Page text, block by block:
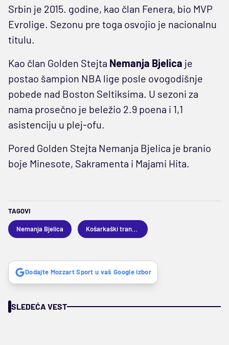
Srbin je 2015. godine, kao član Fenera, bio MVP
Evrolige. Sezonu pre toga osvojio je nacionalnu
titulu.
Kao član Golden Stejta Nemanja Bjelica je
postao šampion NBA lige posle ovogodišnje
pobede nad Boston Seltiksima. U sezoni za
nama prosečno je beležio 2.9 poena i 1,1
asistenciju u plej-ofu.
Pored Golden Stejta Nemanja Bjelica je branio
boje Minesote, Sakramenta i Majami Hita.
TAGOVI
Nemanja Bjelica
Dodajte Mozzart Sport u vaš Google izbor
SLEDEĆA VEST